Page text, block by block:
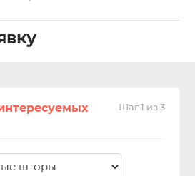
Шаг 1 из 3